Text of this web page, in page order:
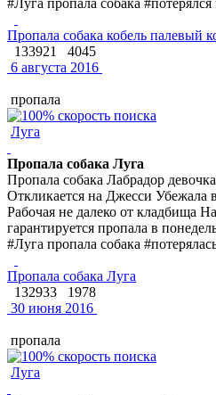
Пропала собака кобель палевый
133921
4045
6 августа 2016
пропала
Луга
Пропала собака Луга
Пропала собака Лабрадор
Откликается на Джесси Убежала
Рабочая не далеко от кладбища
гарантируется пропала в
#Луга пропала собака
Пропала собака Луга
132933
1978
30 июня 2016
пропала
Луга